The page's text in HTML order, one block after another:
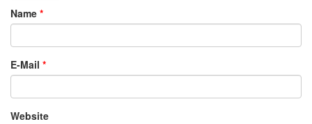
Name *
E-Mail *
Website